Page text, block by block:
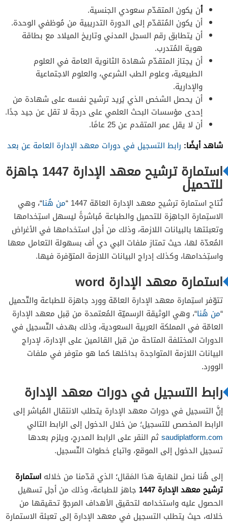
أن يكون المتقدّم سعودي الجنسية.
أن يكون المُتقدّم إلى الدورة التدريبية من مُوظفي الوحدة.
أن يتطابق رقم السجل المدني وتاريخ الميلاد مع بطاقة
هوية المُتدرب.
أن يجتاز المتقدّم شهادة الثانوية العامة في العلوم
الطبيعية، وعلوم الطب الشرعي، والعلوم الاجتماعية
والإدارية.
أن يحصل الشخص الذي يُريد ترشيح نفسه على شهادة من
إحدى مؤسسات البحث العلمي على درجة لا تقل عن جيد جدًا.
أن لا يقل عمر المتقدم عن 25 عامًا.
شاهد أيضًا: رابط التسجيل في دورات معهد الإدارة العامة عن بعد
استمارة ترشيح معهد الإدارة 1447 جاهزة
للتحميل
تُتاح استمارة ترشيح معهد الإدارة العامّة 1447 “ من هُنا“، وهي
الاستِمارة الجاهِزة للتحميل والطباعة مُباشرةً ليسهل استِخدامها
وتعبئتها بالبيانات اللازمة، وذلك من أجل استخدامها في الأغراض
المُعدّة لها، حيث تمتاز ملفات البي دي أف بسهولة التعامل معها
واستِخدامها، وكذلك إدراج البيانات اللازمة المتوّفرة فيها.
استمارة معهد الإدارة word
تتوّفر استِمارة معهد الإدارة العامّة وورد جاهزة للطباعة والتّحميل
“من هُنا“، وهي الوثيقة الرسميّة المُعتمدة من قِبل معهد الإدارة
العامّة في المملكة العربية السعودية، وذلك بهدف التّسجيل في
الدورات المختلفة المتاحة من قبل القائمين على الإدارة، لإدراج
البيانات اللازمة المتواجدة بداخلها كما هو متوفر في ملفات
الوورد.
رابط التسجيل في دورات معهد الإدارة
إنَّ التسجيل في دورات معهد الإدارة يتطلب الانتقال المُباشر إلى
الرابط المخصص للتسجيل؛ من خلال الدخول إلى الرابط التالي
saudiplatform.comثم النقر على الرابط المدرج، ويلزم بعدها
تسجيل الدخول إلى الموقع، واتباع خطوات التّسجيل.
إلى هُنا نصل لنهاية هذا المَقال؛ الذي قدّمنا من خلاله استمارة
ترشيح معهد الإدارة 1447
جاهز للطباعة، وذلك من أجل تسهيل
الحصول عليه واستخدامه لتحقيق الأهداف المرجوّ تحقيقها من
خلاله، حيث يتطلب التسجيل في معهد الإدارة إلى تعبئة الاستمارة